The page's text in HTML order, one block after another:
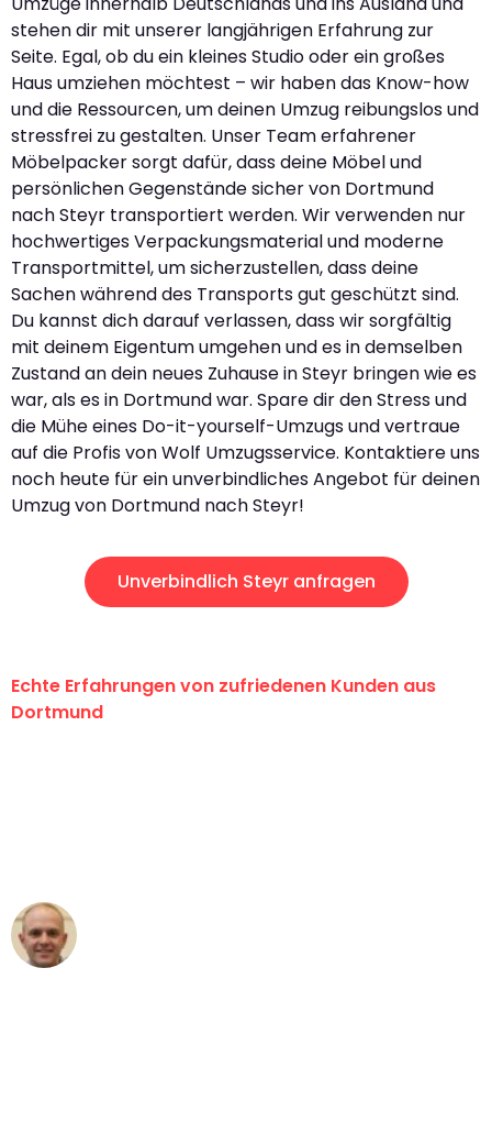
stehen dir mit unserer langjährigen Erfahrung zur
Seite. Egal, ob du ein kleines Studio oder ein großes
Haus umziehen möchtest – wir haben das Know-how
und die Ressourcen, um deinen Umzug reibungslos und
stressfrei zu gestalten. Unser Team erfahrener
Möbelpacker sorgt dafür, dass deine Möbel und
persönlichen Gegenstände sicher von Dortmund
nach Steyr transportiert werden. Wir verwenden nur
hochwertiges Verpackungsmaterial und moderne
Transportmittel, um sicherzustellen, dass deine
Sachen während des Transports gut geschützt sind.
Du kannst dich darauf verlassen, dass wir sorgfältig
mit deinem Eigentum umgehen und es in demselben
Zustand an dein neues Zuhause in Steyr bringen wie es
war, als es in Dortmund war. Spare dir den Stress und
die Mühe eines Do-it-yourself-Umzugs und vertraue
auf die Profis von Wolf Umzugsservice. Kontaktiere uns
noch heute für ein unverbindliches Angebot für deinen
Umzug von Dortmund nach Steyr!
Unverbindlich Steyr anfragen
Echte Erfahrungen von zufriedenen Kunden aus
Dortmund